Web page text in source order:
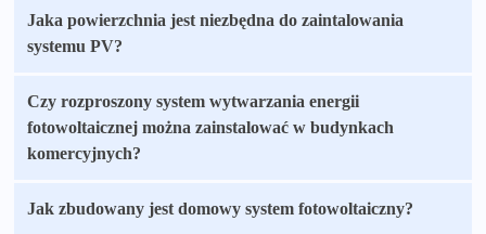
Jaka powierzchnia jest niezbędna do zaintalowania
systemu PV?
Czy rozproszony system wytwarzania energii
fotowoltaicznej można zainstalować w budynkach
komercyjnych?
Jak zbudowany jest domowy system fotowoltaiczny?